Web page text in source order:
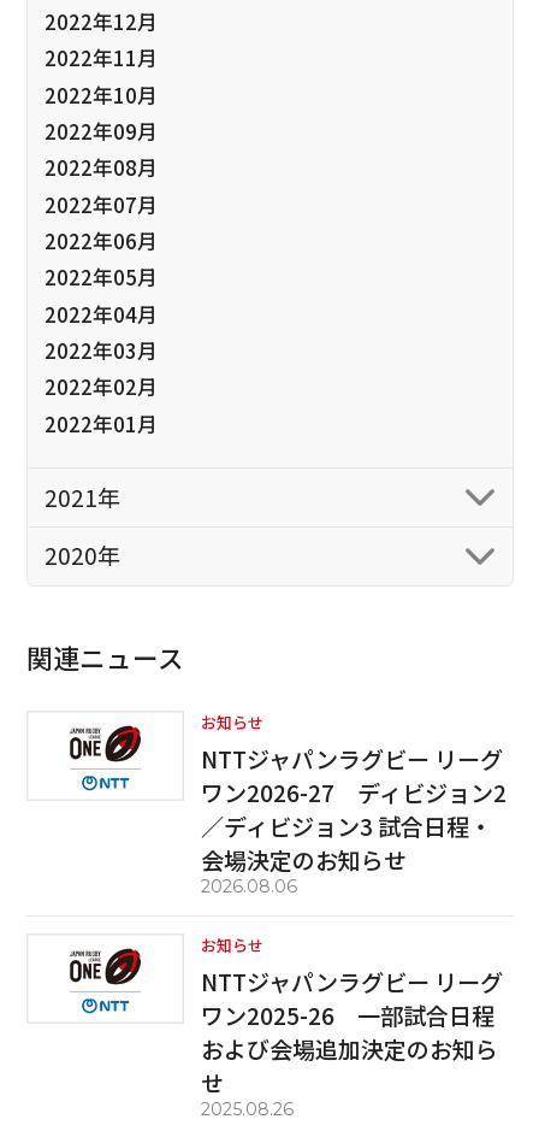
2022年12月
2022年11月
2022年10月
2022年09月
2022年08月
2022年07月
2022年06月
2022年05月
2022年04月
2022年03月
2022年02月
2022年01月
2021年
2020年
関連ニュース
お知らせ
NTTジャパンラグビー リーグ
ワン2026-27 ディビジョン2
／ディビジョン3 試合日程・
会場決定のお知らせ
2026.08.06
お知らせ
NTTジャパンラグビー リーグ
ワン2025-26 一部試合日程
および会場追加決定のお知ら
せ
2025.08.26